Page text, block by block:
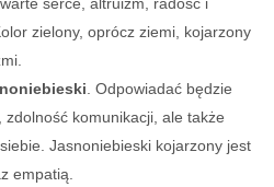
zielony, oprócz ziemi, kojarzony
. Odpowiadać będzie
komunikacji, ale także
Jasnoniebieski kojarzony jest
empatią.